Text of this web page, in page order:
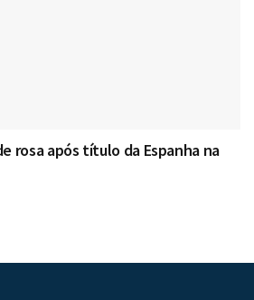
rosa após título da Espanha na